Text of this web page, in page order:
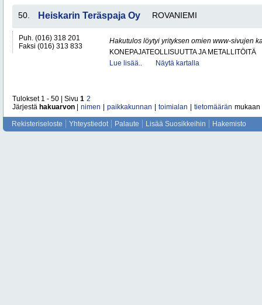
50. Heiskarin Teräspaja Oy ROVANIEMI
Puh. (016) 318 201
Faksi (016) 313 833
Hakutulos löytyi yrityksen omien www-sivujen
KONEPAJATEOLLISUUTTA JA METALLITÖITÄ
Lue lisää..
Näytä kartalla
Tulokset 1 - 50 | Sivu 1 2
Järjestä hakuarvon nimen paikkakunnan toimialan tietomäärän mukaan
Rekisteriseloste Yhteystiedot Palaute Lisää Suosikkeihin Hakemisto